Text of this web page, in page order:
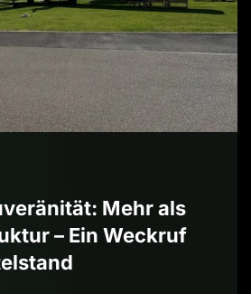
Mehr als
– Ein Weckruf